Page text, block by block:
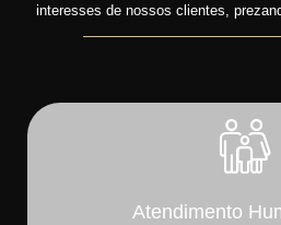
interesses de nossos clientes,
Atendimento